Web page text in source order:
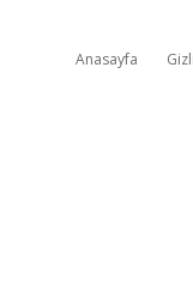
Anasayfa